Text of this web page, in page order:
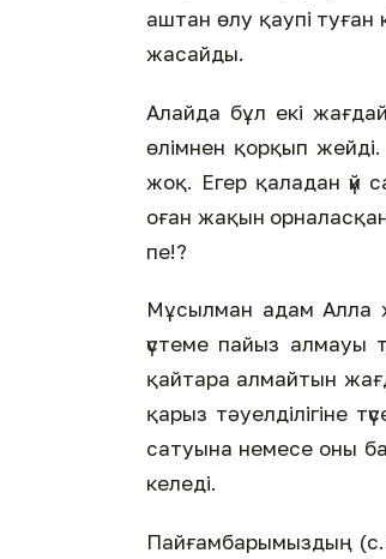
аштан өлу қаупі туған
жасайды.
Алайда бұл екі
өлімнен қорқып
жоқ. Егер қаладан үй
оған жақын
пе!?
Мұсылман адам Алла
үстеме пайыз алмауы
қайтара алмайтын
қарыз тәуелділігіне
сатуына немесе оны
келеді.
Пайғамбарымыздың